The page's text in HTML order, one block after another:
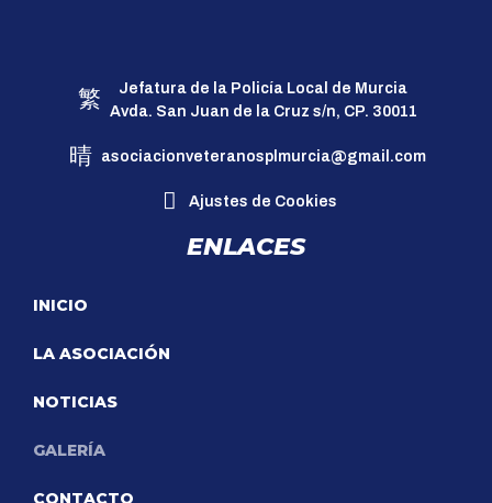
Jefatura de la Policía Local de Murcia
Avda. San Juan de la Cruz s/n, CP. 30011
asociacionveteranosplmurcia@gmail.com
Ajustes de Cookies
ENLACES
INICIO
LA ASOCIACIÓN
NOTICIAS
GALERÍA
CONTACTO